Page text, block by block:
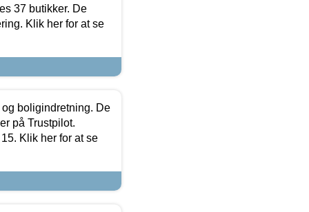
37 butikker. De
Klik her for at se
boligindretning. De
på Trustpilot.
Klik her for at se